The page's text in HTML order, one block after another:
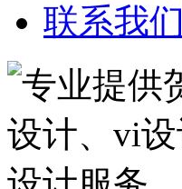
联系我们